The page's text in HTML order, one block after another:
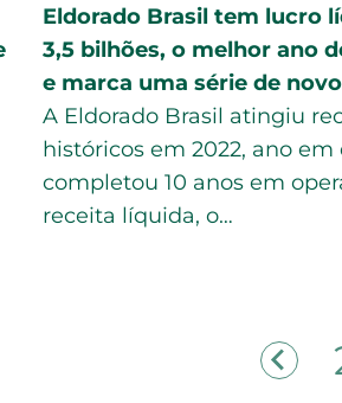
Eldorado Brasil tem lucro
3,5 bilhões, o melhor ano
e marca uma série de
A Eldorado Brasil atingiu
históricos em 2022, ano em
completou 10 anos em
receita líquida, o…